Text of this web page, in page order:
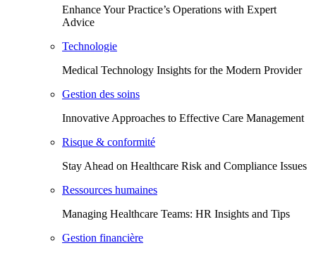
Enhance Your Practice’s Operations with Expert
Advice
Technologie
Medical Technology Insights for the Modern Provider
Gestion des soins
Innovative Approaches to Effective Care Management
Risque & conformité
Stay Ahead on Healthcare Risk and Compliance Issues
Ressources humaines
Managing Healthcare Teams: HR Insights and Tips
Gestion financière